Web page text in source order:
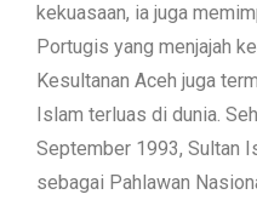
kekuasaan, ia juga
Portugis yang menjajah
Kesultanan Aceh juga
Islam terluas di dunia.
September 1993, Sultan
sebagai Pahlawan